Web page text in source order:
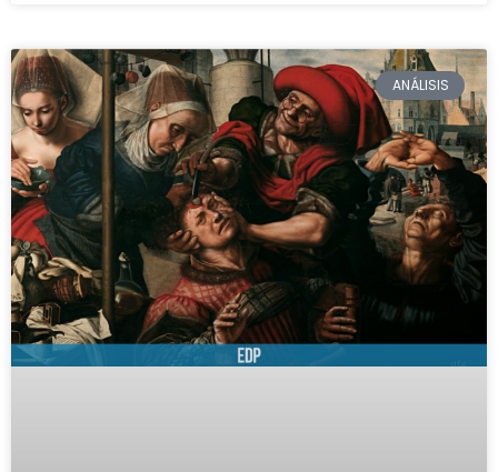
ANÁLISIS